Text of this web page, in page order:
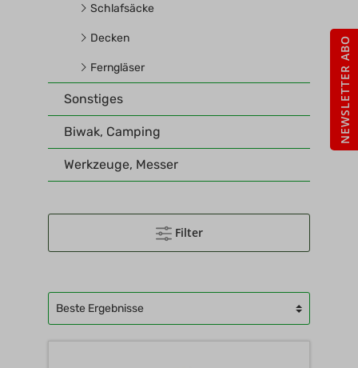
Schlafsäcke
Decken
Ferngläser
Sonstiges
Biwak, Camping
Werkzeuge, Messer
Filter
NEWSLETTER ABO